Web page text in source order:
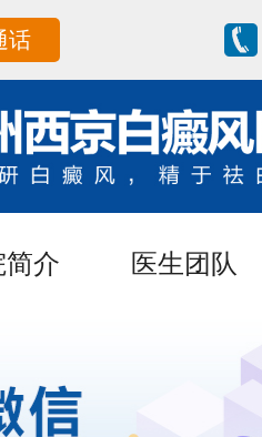
话
简介 医生团队